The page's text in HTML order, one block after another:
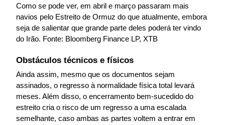
Como se pode ver, em abril e março passaram mais
navios pelo Estreito de Ormuz do que atualmente, embora
seja de salientar que grande parte deles poderá ter vindo
do Irão. Fonte: Bloomberg Finance LP, XTB
Obstáculos técnicos e físicos
Ainda assim, mesmo que os documentos sejam
assinados, o regresso à normalidade física total levará
meses. Além disso, o encerramento bem-sucedido do
estreito cria o risco de um regresso a uma escalada
semelhante, caso ambas as partes voltem a entrar em